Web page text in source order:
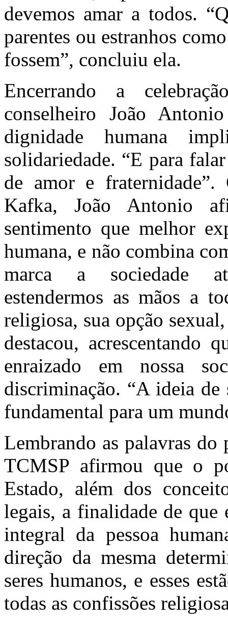
devemos amar a todos.
parentes ou estranhos
fossem”, concluiu ela.
Encerrando a
conselheiro João
dignidade humana
solidariedade. “E para
de amor e
Kafka, João Antonio
sentimento que melhor
humana, e não combina
marca a sociedade
estendermos as mãos a
religiosa, sua opção
destacou, acrescentando
enraizado em nossa
discriminação. “A ideia de
fundamental para um
Lembrando as palavras
TCMSP afirmou que o
Estado, além dos
legais, a finalidade de que
integral da pessoa
direção da mesma
seres humanos, e esses
todas as confissões